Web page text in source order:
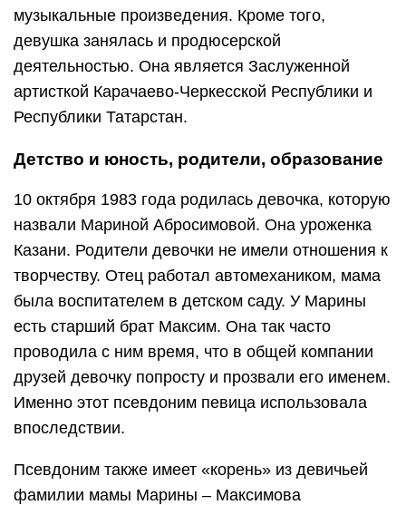
музыкальные произведения. Кроме того,
девушка занялась и продюсерской
деятельностью. Она является Заслуженной
артисткой Карачаево-Черкесской Республики и
Республики Татарстан.
Детство и юность, родители, образование
10 октября 1983 года родилась девочка, которую
назвали Мариной Абросимовой. Она уроженка
Казани. Родители девочки не имели отношения к
творчеству. Отец работал автомехаником, мама
была воспитателем в детском саду. У Марины
есть старший брат Максим. Она так часто
проводила с ним время, что в общей компании
друзей девочку попросту и прозвали его именем.
Именно этот псевдоним певица использовала
впоследствии.
Псевдоним также имеет «корень» из девичьей
фамилии мамы Марины – Максимова